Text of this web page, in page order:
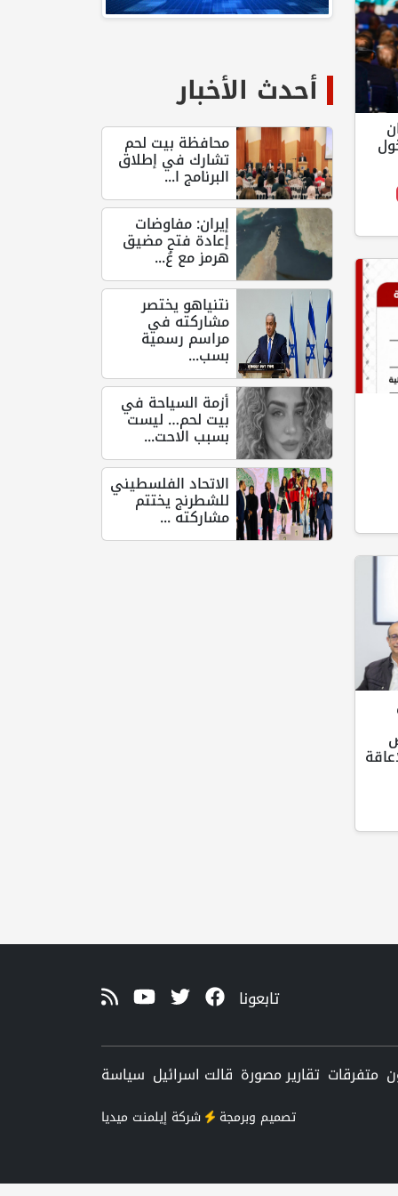
أحدث الأخبار
محافظة بيت لحم
تشارك في إطلاق
البرنامج ا...
إيران: مفاوضات
إعادة فتح مضيق
هرمز مع عُ...
نتنياهو يختصر
مشاركته في
مراسم رسمية
بسب...
أزمة السياحة في
بيت لحم… ليست
بسبب الاحت...
الاتحاد الفلسطيني
للشطرنج يختتم
مشاركته ...
تابعونا
متفرقات تقارير مصورة قالت اسرائيل سياسة
تصميم وبرمجة شركة إيلمنت ميديا